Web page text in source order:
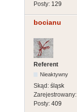
Posty: 129
bocianu
Referent
Nieaktywny
Skąd: śląsk
Zarejestrowany:
Posty: 409